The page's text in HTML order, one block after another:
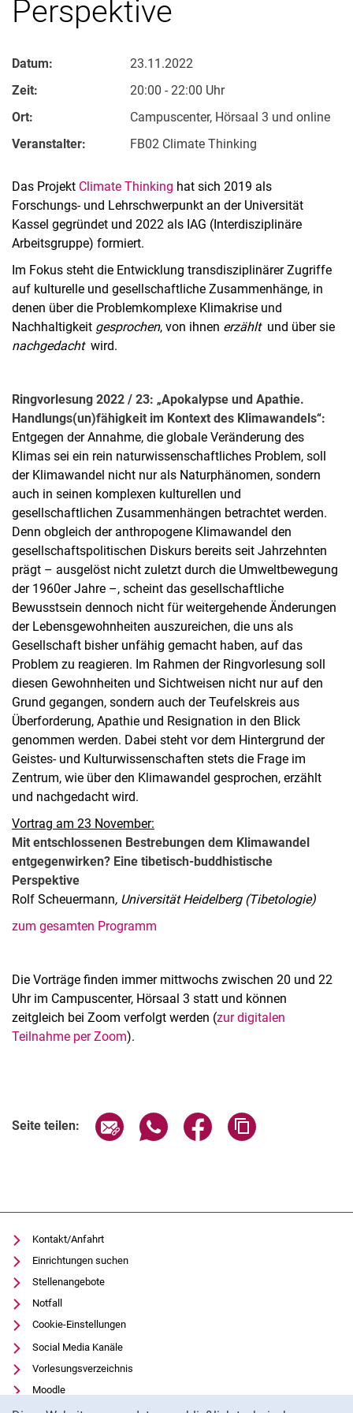
Perspektive
Datum:
23.11.2022
Zeit:
20:00 - 22:00 Uhr
Ort:
Campuscenter, Hörsaal 3 und online
Veranstalter:
FB02 Cli­ma­te Thin­king
Das Projekt Climate Thinking hat sich 2019 als
Forschungs- und Lehrschwerpunkt an der Universität
Kassel gegründet und 2022 als IAG (Interdisziplinäre
Arbeitsgruppe) formiert.
Im Fokus steht die Entwicklung transdisziplinärer Zugriffe
auf kulturelle und gesellschaftliche Zusammenhänge, in
denen über die Problemkomplexe Klimakrise und
Nachhaltigkeit gesprochen, von ihnen erzählt und über sie
nachgedacht wird.
Ringvorlesung 2022 / 23: „Apokalypse und Apathie.
Handlungs(un)fähigkeit im Kontext des Klimawandels“:
Entgegen der Annahme, die globale Veränderung des
Klimas sei ein rein naturwissenschaftliches Problem, soll
der Klimawandel nicht nur als Naturphänomen, sondern
auch in seinen komplexen kulturellen und
gesellschaftlichen Zusammenhängen betrachtet werden.
Denn obgleich der anthropogene Klimawandel den
gesellschaftspolitischen Diskurs bereits seit Jahrzehnten
prägt – ausgelöst nicht zuletzt durch die Umweltbewegung
der 1960er Jahre –, scheint das gesellschaftliche
Bewusstsein dennoch nicht für weitergehende Änderungen
der Lebensgewohnheiten auszureichen, die uns als
Gesellschaft bisher unfähig gemacht haben, auf das
Problem zu reagieren. Im Rahmen der Ringvorlesung soll
diesen Gewohnheiten und Sichtweisen nicht nur auf den
Grund gegangen, sondern auch der Teufelskreis aus
Überforderung, Apathie und Resignation in den Blick
genommen werden. Dabei steht vor dem Hintergrund der
Geistes- und Kulturwissenschaften stets die Frage im
Zentrum, wie über den Klimawandel gesprochen, erzählt
und nachgedacht wird.
Vortrag am 23 November:
Mit entschlossenen Bestrebungen dem Klimawandel
entgegenwirken? Eine tibetisch-buddhistische
Perspektive
Rolf Scheuermann, Universität Heidelberg (Tibetologie)
zum gesamten Programm
Die Vorträge finden immer mittwochs zwischen 20 und 22
Uhr im Campuscenter, Hörsaal 3 statt und können
zeitgleich bei Zoom verfolgt werden (zur digitalen
Teilnahme per Zoom).
Seite teilen: Seite über E-Mail teilen
Seite über WhatsApp teilen
Seite über Facebook
Kontakt/Anfahrt
Einrichtungen suchen
Stellenangebote
Notfall
Cookie-Einstellungen
Social Media Kanäle
Vorlesungsverzeichnis
Moodle